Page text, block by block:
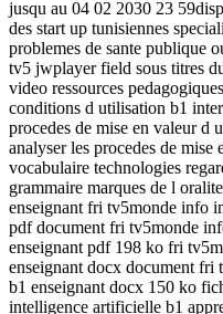
jusqu au 04 02 2030 23
des start up tunisiennes
problemes de sante publique
tv5 jwplayer field sous titres
video ressources
conditions d utilisation b1
procedes de mise en valeur d
analyser les procedes de
vocabulaire technologies
grammaire marques de l
enseignant fri tv5monde info
pdf document fri tv5monde
enseignant pdf 198 ko fri
enseignant docx document
b1 enseignant docx 150 ko
intelligence artificielle b1